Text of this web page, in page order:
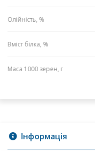
Олійність, %
Вміст білка, %
Маса 1000 зерен, г
Інформація